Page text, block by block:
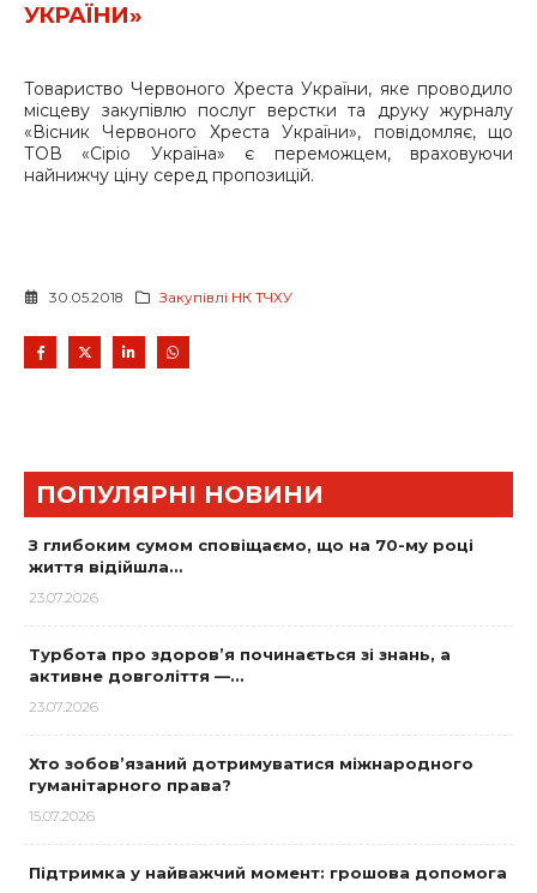
УКРАЇНИ»
Товариство Червоного Хреста України, яке проводило
місцеву закупівлю послуг верстки та друку журналу
«Вісник Червоного Хреста України», повідомляє, що
ТОВ «Сіріо Україна» є переможцем, враховуючи
найнижчу ціну серед пропозицій.
30.05.2018 Закупівлі НК ТЧХУ
ПОПУЛЯРНІ НОВИНИ
З глибоким сумом сповіщаємо, що на 70-му році
життя відійшла…
23.07.2026
Турбота про здоров’я починається зі знань, а
активне довголіття —…
23.07.2026
Хто зобов’язаний дотримуватися міжнародного
гуманітарного права?
15.07.2026
Підтримка у найважчий момент: грошова допомога